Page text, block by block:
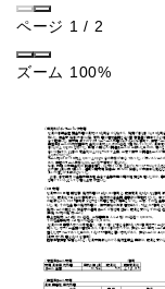
ページ 1 / 2
ズーム 100%